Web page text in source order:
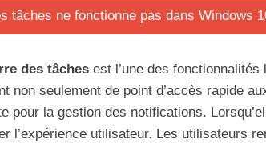
des tâches est l’une des
non seulement de point d’accès rapide
pour la gestion des notifications.
l’expérience utilisateur. Les utilisateurs